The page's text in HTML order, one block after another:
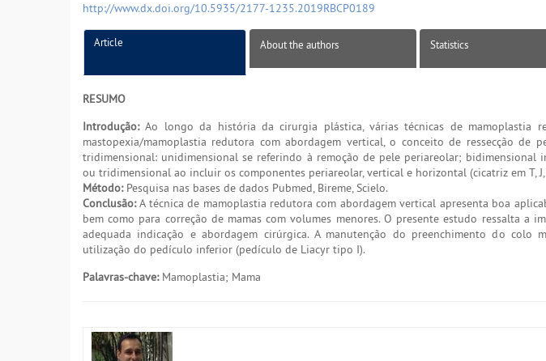
http://www.dx.doi.org/10.5935/2177-1235.2019RBCP0189
Article About the authors Statistics
RESUMO
Introdução:Ao longo da história da cirurgia plástica, várias técnicas de mamoplastia
mastopexia/mamoplastia redutora com abordagem vertical, o conceito de ressecção de
tridimensional: unidimensional se referindo à remoção de pele periareolar; bidimensional
ou tridimensional ao incluir os componentes periareolar, vertical e horizontal (cicatriz em T,
Método:Pesquisa nas bases de dados Pubmed, Bireme, Scielo.
Conclusão:A técnica de mamoplastia redutora com abordagem vertical apresenta boa
bem como para correção de mamas com volumes menores. O presente estudo ressalta a
adequada indicação e abordagem cirúrgica. A manutenção do preenchimento do
utilização do pedículo inferior (pedículo de Liacyr tipo I).
Palavras-chave:Mamoplastia; Mama